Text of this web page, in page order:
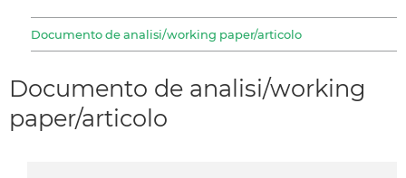
Documento de analisi/working paper/articolo
Documento de analisi/working
paper/articolo